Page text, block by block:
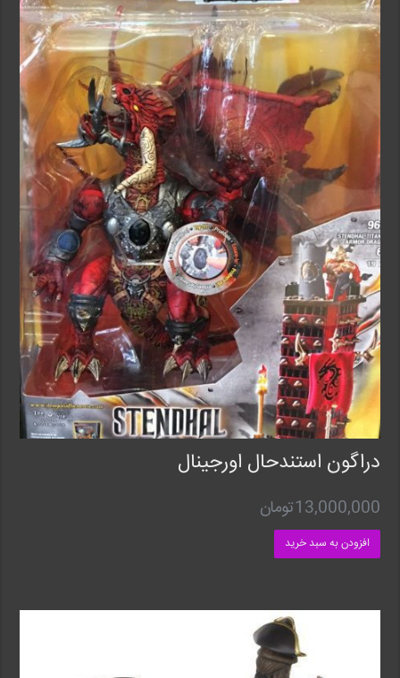
دراگون استندحال اورجینال
13,000,000تومان
افزودن به سبد خرید